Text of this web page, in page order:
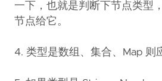
一下，也就是判断下节点类型
节点给它。
4. 类型是数组、集合、Map 则